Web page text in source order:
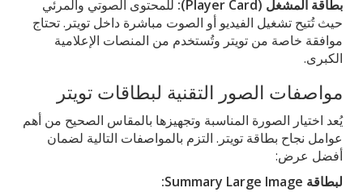
بطاقة المشغل (Player Card):
للمحتوى الصوتي والمرئي
حيث تُتيح تشغيل الفيديو أو الصوت مباشرة داخل تويتر. تحتاج
موافقة خاصة من تويتر وتُستخدم من المنصات الإعلامية
الكبرى.
مواصفات الصور التقنية لبطاقات تويتر
يُعد اختيار الصورة المناسبة وتجهيزها بالمقاس الصحيح من أهم
عوامل نجاح بطاقة تويتر. التزم بالمواصفات التالية لضمان
أفضل عرض:
لبطاقة Summary Large Image: